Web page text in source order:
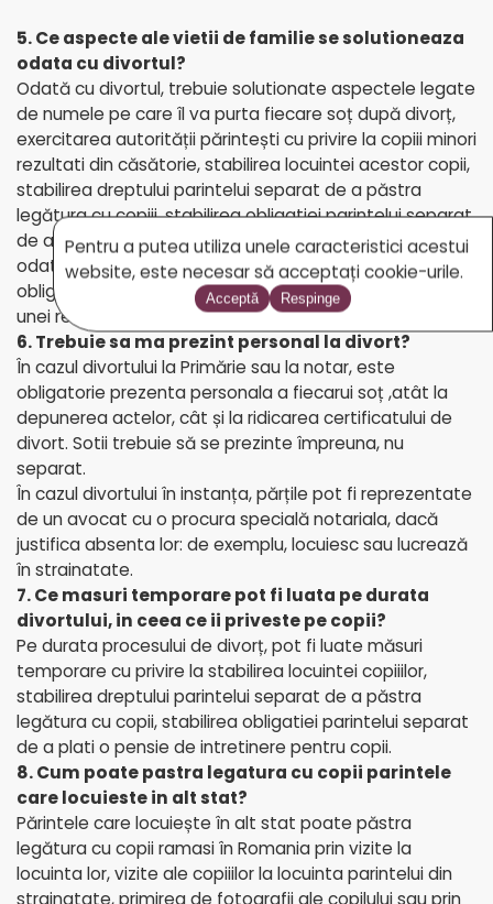
5. Ce aspecte ale vietii de familie se solutioneaza
odata cu divortul?
Odată cu divortul, trebuie solutionate aspectele legate
de numele pe care îl va purta fiecare soț după divorț,
exercitarea autorității părintești cu privire la copiii minori
rezultati din căsătorie, stabilirea locuintei acestor copii,
stabilirea dreptului parintelui separat de a păstra
legătura cu copiii, stabilirea obligatiei parintelui separat
de a plati o pensie de intretinere pentru copii. Uneori,
odată cu divortul, soțul vinovat de divorț poate fi
obligat la plata unor daune morale sau materiale ori a
unei rente viagere în favoarea celuilalt.
6. Trebuie sa ma prezint personal la divort?
În cazul divortului la Primărie sau la notar, este
obligatorie prezenta personala a fiecarui soț ,atât la
depunerea actelor, cât și la ridicarea certificatului de
divort. Sotii trebuie să se prezinte împreuna, nu
separat.
În cazul divortului în instanța, părțile pot fi reprezentate
de un avocat cu o procura specială notariala, dacă
justifica absenta lor: de exemplu, locuiesc sau lucrează
în strainatate.
7. Ce masuri temporare pot fi luata pe durata
divortului, in ceea ce ii priveste pe copii?
Pe durata procesului de divorț, pot fi luate măsuri
temporare cu privire la stabilirea locuintei copiiilor,
stabilirea dreptului parintelui separat de a păstra
legătura cu copii, stabilirea obligatiei parintelui separat
de a plati o pensie de intretinere pentru copii.
8. Cum poate pastra legatura cu copii parintele
care locuieste in alt stat?
Părintele care locuiește în alt stat poate păstra
legătura cu copii ramasi în Romania prin vizite la
locuinta lor, vizite ale copiiilor la locuinta parintelui din
strainatate, primirea de fotografii ale copilului sau prin
Pentru a putea utiliza unele caracteristici acestui
website, este necesar să acceptați cookie-urile.
Acceptă Respinge